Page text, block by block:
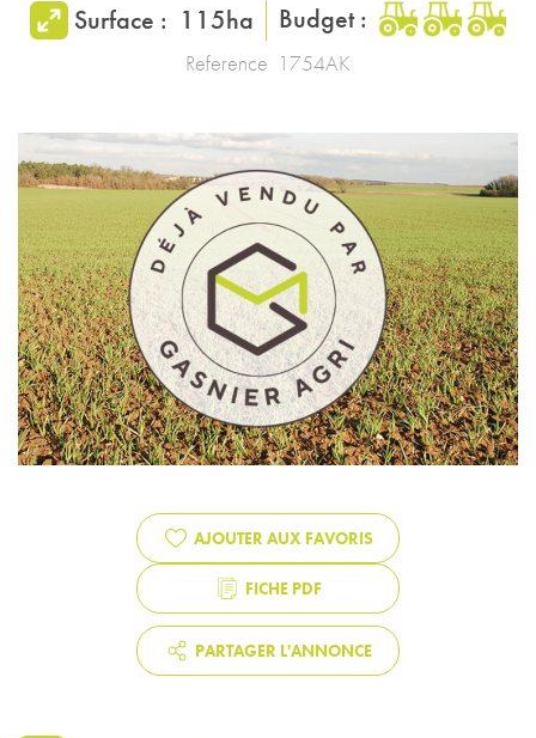
Surface : 115ha Budget :
Reference 1754AK
AJOUTER AUX FAVORIS
FICHE PDF
PARTAGER L'ANNONCE